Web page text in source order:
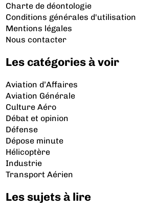
Charte de déontologie
Conditions générales d'utilisation
Mentions légales
Nous contacter
Les catégories à voir
Aviation d’Affaires
Aviation Générale
Culture Aéro
Débat et opinion
Défense
Dépose minute
Hélicoptère
Industrie
Transport Aérien
Les sujets à lire